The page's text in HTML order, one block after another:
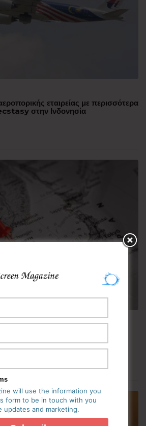
εταιρείας με περισσότερα
στην Ινδονησία
η Κορεατική Χερσόνησος –
οι πολίτες
will use the information you
form to be in touch with you
updates and marketing.